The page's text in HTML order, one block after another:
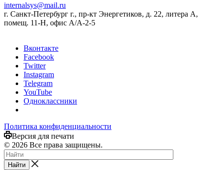
internalsys@mail.ru
г. Санкт-Петербург г., пр-кт Энергетиков, д. 22, литера А,
помещ. 11-Н, офис А/А-2-5
Вконтакте
Facebook
Twitter
Instagram
Telegram
YouTube
Одноклассники
Политика конфиденциальности
Версия для печати
© 2026 Все права защищены.
Найти